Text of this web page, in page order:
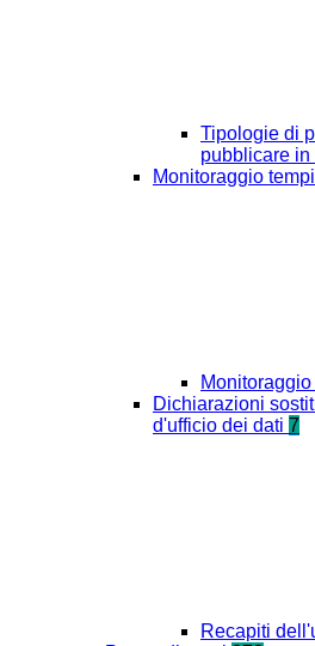
Tipologie di
pubblicare in
Monitoraggio
Dichiarazioni
d'ufficio dei dati 7
Recapiti